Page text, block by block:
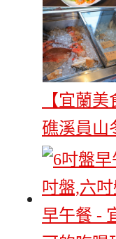
【宜蘭
礁溪員山